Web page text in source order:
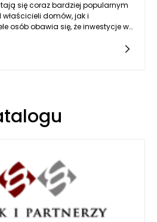
się coraz bardziej popularnym
domów, jak i
osób obawia się, że inwestycje w